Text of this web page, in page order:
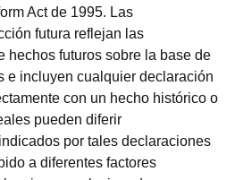
Act de 1995. Las
futura reflejan las
hechos futuros sobre la base de
e incluyen cualquier declaración
con un hecho histórico o
pueden diferir
por tales declaraciones
a diferentes factores